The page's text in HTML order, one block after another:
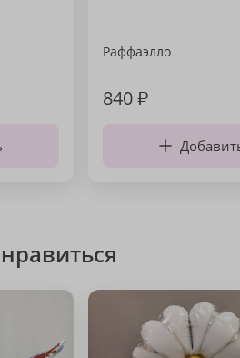
Раффаэлло
840₽